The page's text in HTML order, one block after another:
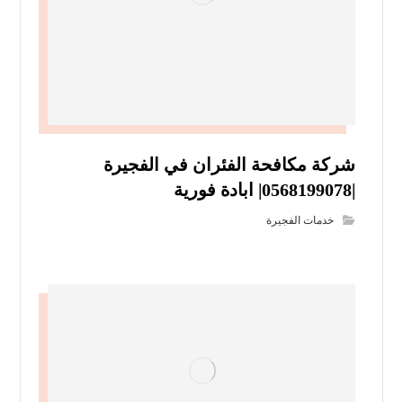
شركة مكافحة الفئران في الفجيرة
|0568199078| ابادة فورية
خدمات الفجيرة